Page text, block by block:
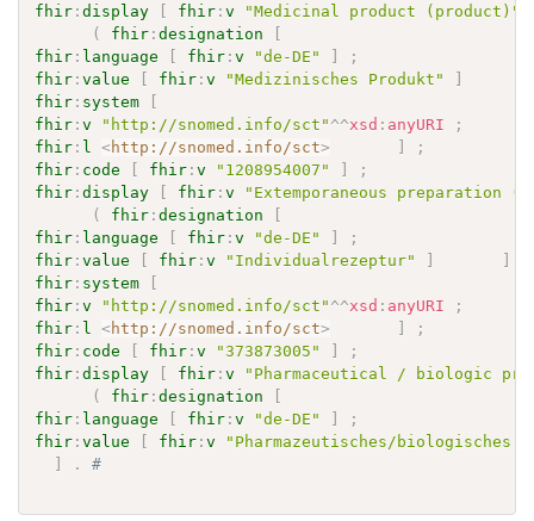
fhir :display fhir :v "Medicinal product (product)"
(
fhir :designation
fhir : language fhir :v "de-DE"
;
fhir :value fhir :v "Medizinisches Produkt"
fhir : system
fhir :v "http://snomed.info/sct" ^^xsd : anyURI
;
fhir : l <http://snomed.info/sct>
;
fhir : code fhir :v "1208954007"
;
fhir :display fhir :v
"Extemporaneous preparation
(
fhir :designation
fhir : language fhir :v "de-DE"
;
fhir :value fhir :v "Individualrezeptur"
fhir : system
fhir :v "http://snomed.info/sct" ^^xsd : anyURI
;
fhir : l <http://snomed.info/sct>
;
fhir : code fhir :v "373873005"
;
fhir :display fhir :v
"Pharmaceutical / biologic
(
fhir :designation
fhir : language fhir :v "de-DE"
;
fhir :value fhir :v
"Pharmazeutisches/biologisches
. #